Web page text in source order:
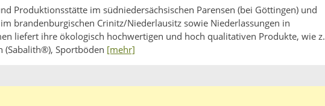
Produktionsstätte im südniedersächsischen Parensen (bei Göttingen) und
brandenburgischen Crinitz/Niederlausitz sowie Niederlassungen in
liefert ihre ökologisch hochwertigen und hoch qualitativen Produkte, wie z.
(Sabalith®), Sportböden [mehr]